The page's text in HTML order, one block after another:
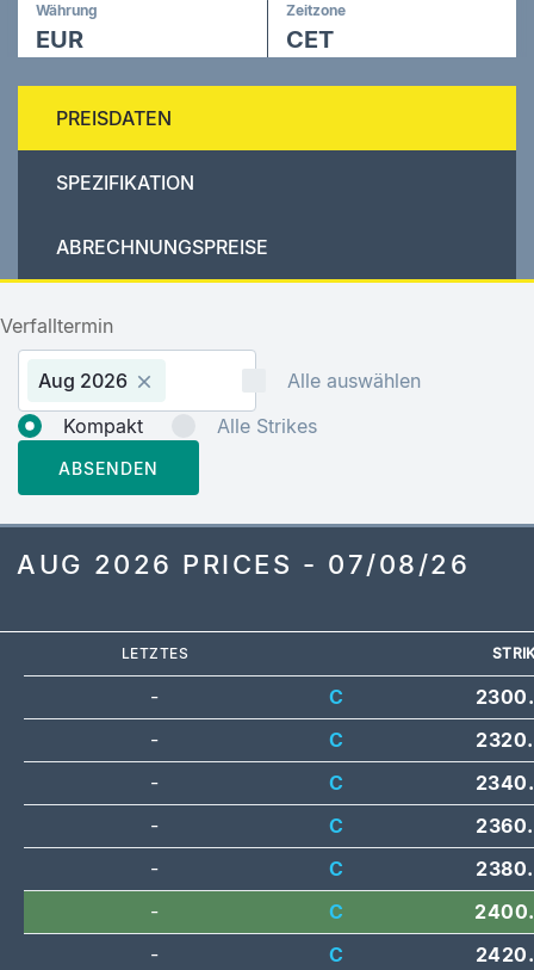
Währung
EUR
Zeitzone
CET
PREISDATEN
SPEZIFIKATION
ABRECHNUNGSPREISE
Verfalltermin
Aug 2026
Alle auswählen
Kompakt
Alle Strikes
ABSENDEN
AUG 2026 PRICES - 07/08/26
LETZTES
- C
-
C
-
C
-
C
-
C
-
C
-
C